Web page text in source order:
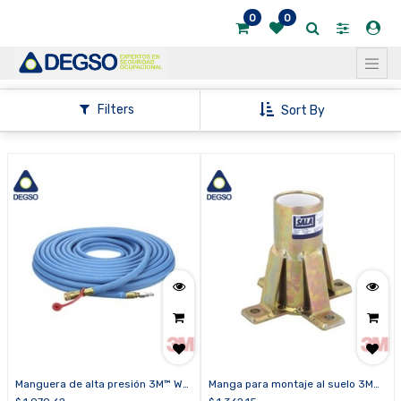
0 0
Filters Sort By
Mostrar
Manguera de alta presión 3M™ W-
Manga para montaje al suelo 3M™